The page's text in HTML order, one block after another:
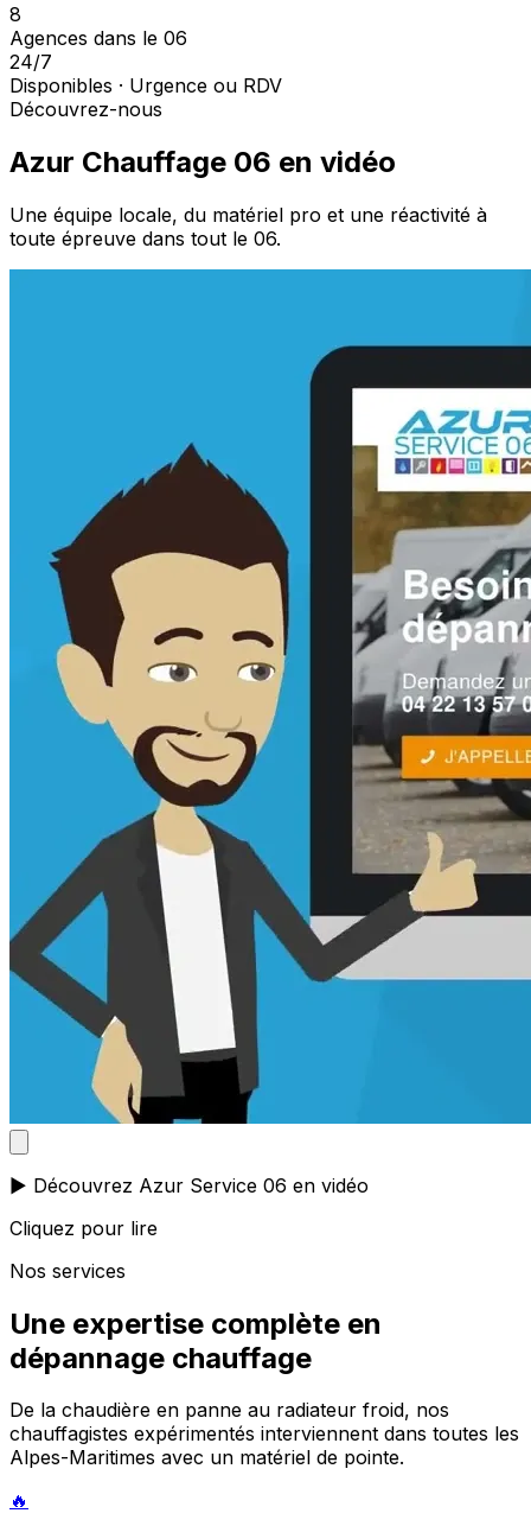
8
Agences dans le 06
24/7
Disponibles · Urgence ou RDV
Découvrez-nous
Azur Chauffage 06 en vidéo
Une équipe locale, du matériel pro et une réactivité à
toute épreuve dans tout le 06.
▶️ Découvrez Azur Service 06 en vidéo
Cliquez pour lire
Nos services
Une expertise complète en
dépannage chauffage
De la chaudière en panne au radiateur froid, nos
chauffagistes expérimentés interviennent dans toutes les
Alpes-Maritimes avec un matériel de pointe.
🔥